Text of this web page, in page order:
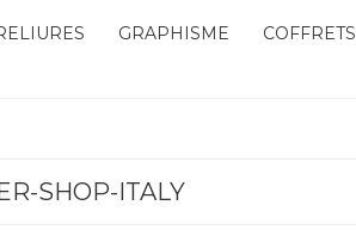
GRAPHISME COFFRETS
SHOP-ITALY